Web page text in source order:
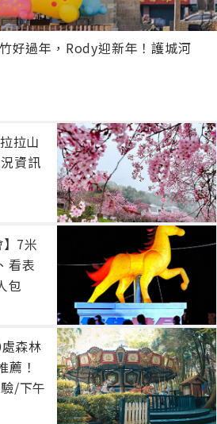
好過年，Rody迎新年！護城河
拉山
資訊
】7米
看表
包
森林
薦！
/下午